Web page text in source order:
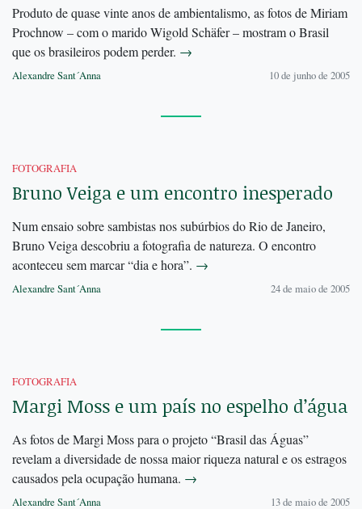
Produto de quase vinte anos de ambientalismo, as fotos de Miriam
Prochnow – com o marido Wigold Schäfer – mostram o Brasil
que os brasileiros podem perder. →
Alexandre Sant´Anna 10 de junho de 2005
FOTOGRAFIA
Bruno Veiga e um encontro inesperado
Num ensaio sobre sambistas nos subúrbios do Rio de Janeiro,
Bruno Veiga descobriu a fotografia de natureza. O encontro
aconteceu sem marcar “dia e hora”. →
Alexandre Sant´Anna 24 de maio de 2005
FOTOGRAFIA
Margi Moss e um país no espelho d’água
As fotos de Margi Moss para o projeto “Brasil das Águas”
revelam a diversidade de nossa maior riqueza natural e os estragos
causados pela ocupação humana. →
Alexandre Sant´Anna 13 de maio de 2005